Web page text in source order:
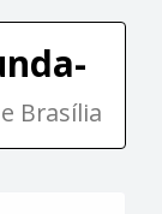
Brasília